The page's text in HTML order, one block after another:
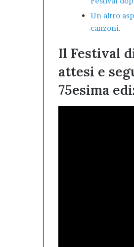
Un altro
canzoni.
Il Festival
attesi e
75esima